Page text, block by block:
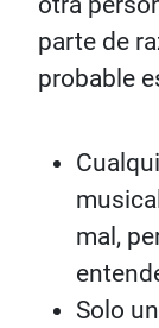
parte de
probable
mal,
Solo